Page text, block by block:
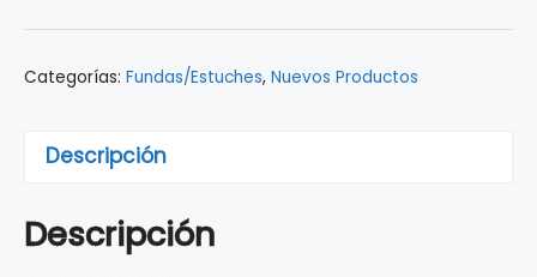
AZUL
B/ABL
Categorías: Fundas/Estuches, Nuevos Productos
Descripción
Descripción